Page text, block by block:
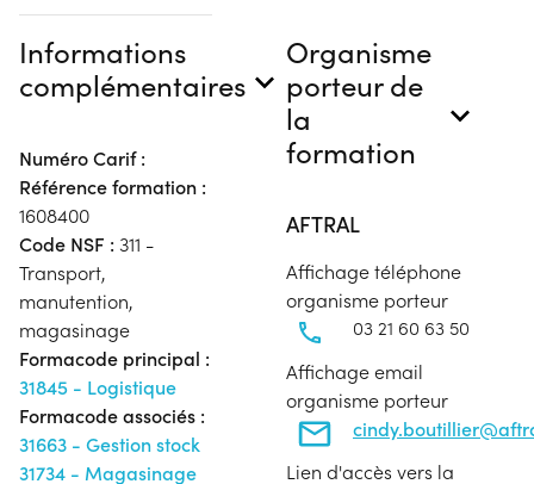
Informations
complémentaires
Numéro Carif :
Référence formation :
1608400
Code NSF : 311 -
Transport,
manutention,
magasinage
Formacode principal :
31845 - Logistique
Formacode associés :
31663 - Gestion stock
31734 - Magasinage
Organisme
porteur de
la
formation
AFTRAL
Affichage téléphone
organisme porteur
03 21 60 63 50
Affichage email
organisme porteur
Lien d'accès vers la